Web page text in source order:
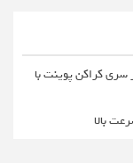
6 هسته‌ای از سری کراکن پوینت با